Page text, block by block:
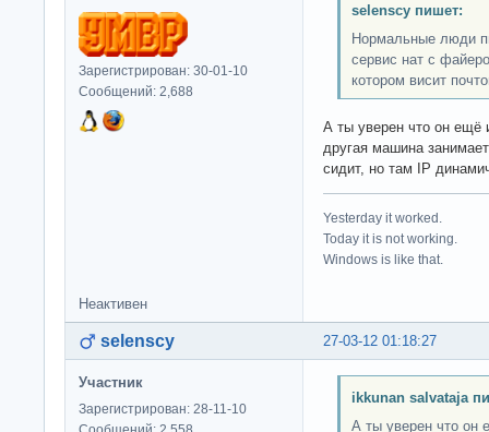
Зарегистрирован: 30-01-10
Сообщений: 2,688
selenscy пишет:
Нормальные люди
сервис нат с
котором висит
А ты уверен что он ещё
другая машина
сидит, но там IP
Yesterday it worked.
Today it is not working.
Windows is like that.
Неактивен
27-03-12 01:18:27
selenscy
Участник
Зарегистрирован: 28-11-10
ikkunan salvataja
А ты уверен что он